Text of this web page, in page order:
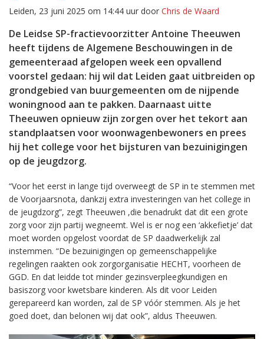
Leiden, 23 juni 2025 om 14:44 uur door Chris de Waard
De Leidse SP-fractievoorzitter Antoine Theeuwen
heeft tijdens de Algemene Beschouwingen in de
gemeenteraad afgelopen week een opvallend
voorstel gedaan: hij wil dat Leiden gaat uitbreiden op
grondgebied van buurgemeenten om de nijpende
woningnood aan te pakken. Daarnaast uitte
Theeuwen opnieuw zijn zorgen over het tekort aan
standplaatsen voor woonwagenbewoners en prees
hij het college voor het bijsturen van bezuinigingen
op de jeugdzorg.
“Voor het eerst in lange tijd overweegt de SP in te stemmen met
de Voorjaarsnota, dankzij extra investeringen van het college in
de jeugdzorg”, zegt Theeuwen ,die benadrukt dat dit een grote
zorg voor zijn partij wegneemt. Wel is er nog een ‘akkefietje’ dat
moet worden opgelost voordat de SP daadwerkelijk zal
instemmen. “De bezuinigingen op gemeenschappelijke
regelingen raakten ook zorgorganisatie HECHT, voorheen de
GGD. En dat leidde tot minder gezinsverpleegkundigen en
basiszorg voor kwetsbare kinderen. Als dit voor Leiden
gerepareerd kan worden, zal de SP vóór stemmen. Als je het
goed doet, dan belonen wij dat ook”, aldus Theeuwen.